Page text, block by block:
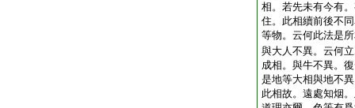
相。若先未有今有
住。此相續前後不
等物。云何此法是
與大人不異。云何
成相。與牛不異。
是地等大相與地不
此相故。遠處知烟